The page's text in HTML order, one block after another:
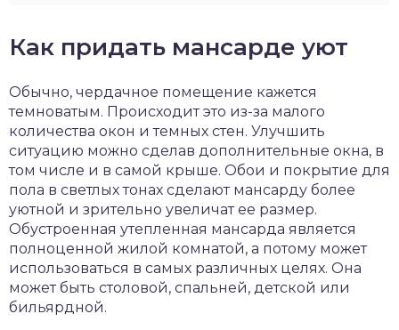
Как придать мансарде уют
Обычно, чердачное помещение кажется
темноватым. Происходит это из-за малого
количества окон и темных стен. Улучшить
ситуацию можно сделав дополнительные окна, в
том числе и в самой крыше. Обои и покрытие для
пола в светлых тонах сделают мансарду более
уютной и зрительно увеличат ее размер.
Обустроенная утепленная мансарда является
полноценной жилой комнатой, а потому может
использоваться в самых различных целях. Она
может быть столовой, спальней, детской или
бильярдной.